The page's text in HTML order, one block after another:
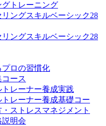
グトレーニング
リングスキルベーシック28
リングスキルベーシック28
プロの習慣化
コース
トレーナー養成実践
トレーナー養成基礎コー
トレスマネジメント
説明会